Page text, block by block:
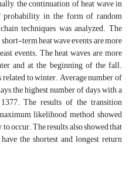
the continuation of heat wave in
in the form of random
techniques was analyzed. The
term heat wave events are more
events. The heat waves are more
and at the beginning of the fall.
to winter. Average number of
the highest number of days with a
The results of the transition
likelihood method, showed
occur. The results also showed that
the shortest and longest return